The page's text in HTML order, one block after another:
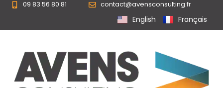
09 83 56 80 81 contact@avensconsulting.fr
English Français
Cookies management panel